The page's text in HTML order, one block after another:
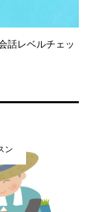
話レベルチェッ
ン